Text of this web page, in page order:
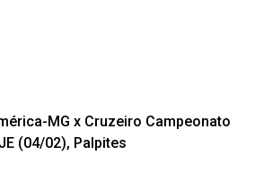
MG x Cruzeiro Campeonato
(04/02), Palpites